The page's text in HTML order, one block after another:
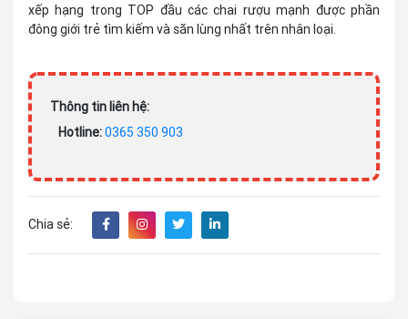
xếp hạng trong TOP đầu các chai rượu mạnh được phần
đông giới trẻ tìm kiếm và săn lùng nhất trên nhân loại.
Thông tin liên hệ:
Hotline:0365 350 903
Chia sẻ: